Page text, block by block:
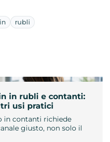
rubli
in rubli e contanti:
usi pratici
in contanti richiede
giusto, non solo il